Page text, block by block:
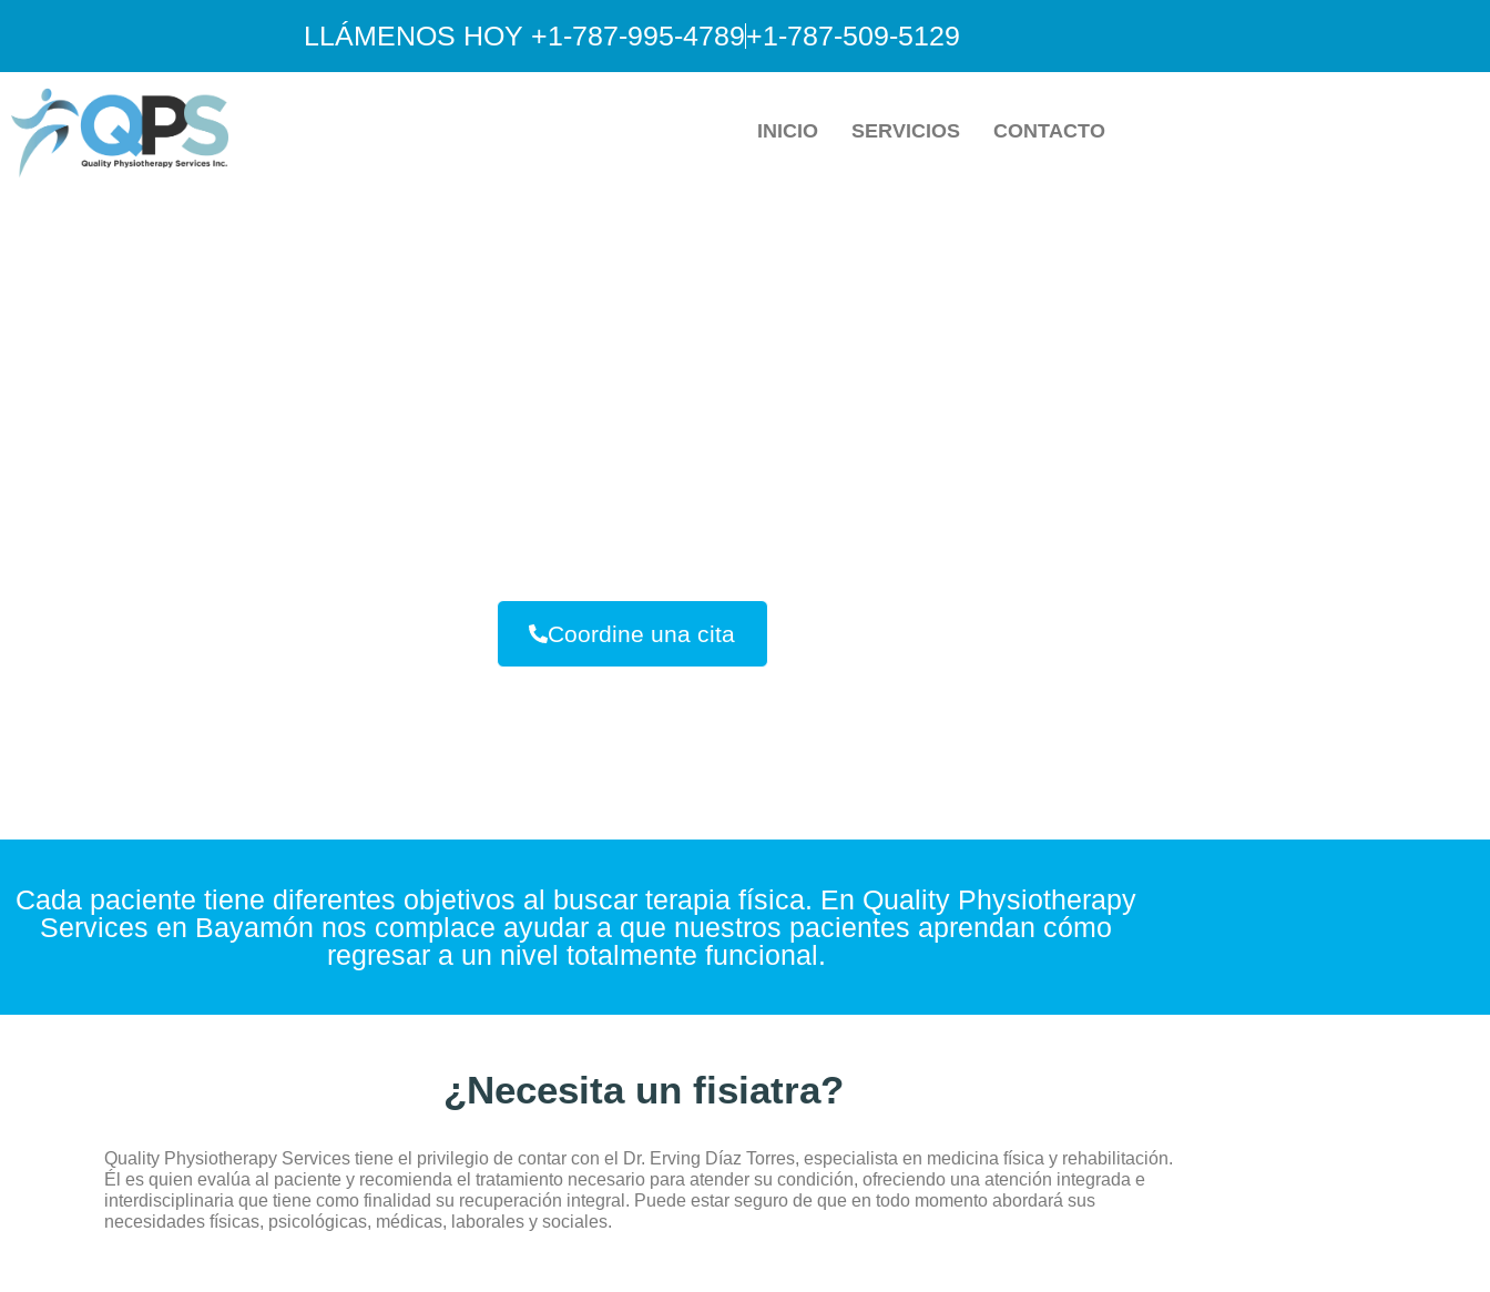
LLÁMENOS HOY +1-787-995-4789+1-787-509-5129
INICIO SERVICIOS CONTACTO
Coordine una cita
Cada paciente tiene diferentes objetivos al buscar terapia física. En Quality Physiotherapy
Services en Bayamón nos complace ayudar a que nuestros pacientes aprendan cómo
regresar a un nivel totalmente funcional.
¿Necesita un fisiatra?
Quality Physiotherapy Servicestiene el privilegio de contar con el Dr. Erving Díaz Torres, especialista en medicina física y rehabilitación.
Él es quien evalúa al paciente y recomienda el tratamiento necesario para atender su condición, ofreciendo una atención integrada e
interdisciplinaria que tiene como finalidad su recuperación integral. Puede estar seguro de que en todo momento abordará sus
necesidades físicas, psicológicas, médicas, laborales y sociales.